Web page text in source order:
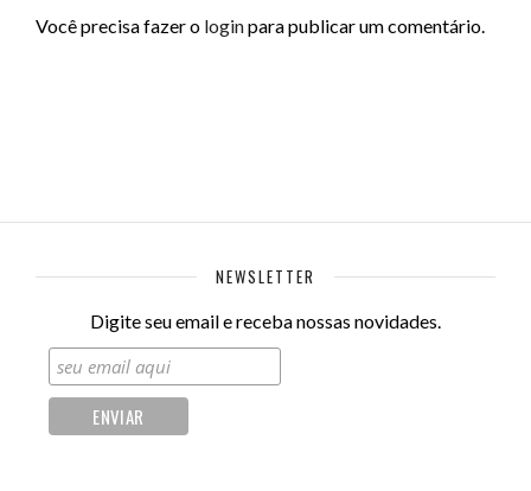
Você precisa fazer o loginpara publicar um comentário.
NEWSLETTER
Digite seu email e receba nossas novidades.